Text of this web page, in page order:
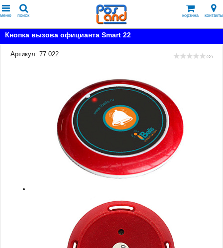
меню поиск корзина контакты
Кнопка вызова официанта Smart 22
Артикул: 77 022 ( 0 )